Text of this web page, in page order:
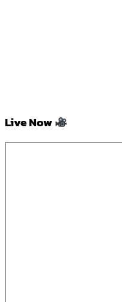
Live Now